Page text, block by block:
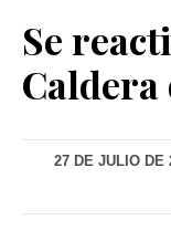
Se
Caldera
27 DE JULIO DE